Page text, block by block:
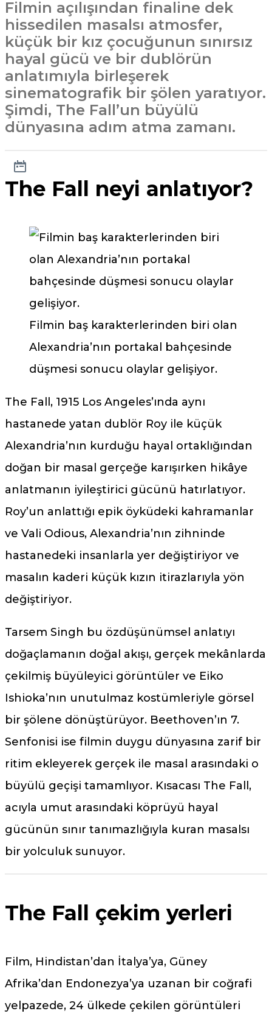
Filmin açılışından finaline dek
hissedilen masalsı atmosfer,
küçük bir kız çocuğunun sınırsız
hayal gücü ve bir dublörün
anlatımıyla birleşerek
sinematografik bir şölen yaratıyor.
Şimdi, The Fall’un büyülü
dünyasına adım atma zamanı.
The Fall neyi anlatıyor?
Filmin baş karakterlerinden biri olan
Alexandria’nın portakal bahçesinde
düşmesi sonucu olaylar gelişiyor.
The Fall, 1915 Los Angeles’ında aynı
hastanede yatan dublör Roy ile küçük
Alexandria’nın kurduğu hayal ortaklığından
doğan bir masal gerçeğe karışırken hikâye
anlatmanın iyileştirici gücünü hatırlatıyor.
Roy’un anlattığı epik öyküdeki kahramanlar
ve Vali Odious, Alexandria’nın zihninde
hastanedeki insanlarla yer değiştiriyor ve
masalın kaderi küçük kızın itirazlarıyla yön
değiştiriyor.
Tarsem Singh bu özdüşünümsel anlatıyı
doğaçlamanın doğal akışı, gerçek mekânlarda
çekilmiş büyüleyici görüntüler ve Eiko
Ishioka’nın unutulmaz kostümleriyle görsel
bir şölene dönüştürüyor. Beethoven’ın 7.
Senfonisi ise filmin duygu dünyasına zarif bir
ritim ekleyerek gerçek ile masal arasındaki o
büyülü geçişi tamamlıyor. Kısacası The Fall,
acıyla umut arasındaki köprüyü hayal
gücünün sınır tanımazlığıyla kuran masalsı
bir yolculuk sunuyor.
The Fall çekim yerleri
Film, Hindistan’dan İtalya’ya, Güney
Afrika’dan Endonezya’ya uzanan bir coğrafi
yelpazede, 24 ülkede çekilen görüntüleri